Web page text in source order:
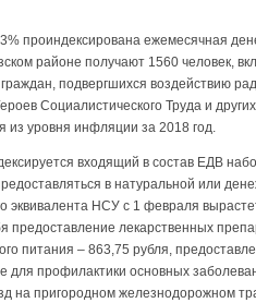
проиндексирована ежемесячная
районе получают 1560 человек,
подвергшихся воздействию
Социалистического Труда и
из уровня инфляции за 2018 год.
входящий в состав ЕДВ
в натуральной или
эквивалента НСУ с 1 февраля
предоставление лекарственных
питания – 863,75 рубля,
для профилактики основных
на пригородном железнодорожном